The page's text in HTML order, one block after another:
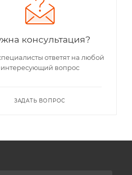
консультация?
ответят на любой
интересующий вопрос
ЗАДАТЬ ВОПРОС